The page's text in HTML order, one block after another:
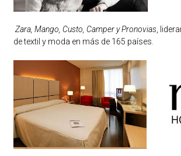
Zara, Mango, Custo, Camper y Pronovias,
de textil y moda en más de 165 países.